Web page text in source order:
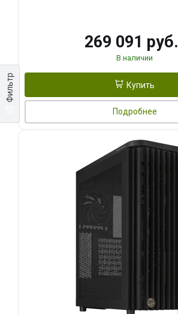
Фильтр
269 091 руб.
В наличии
Купить
Подробнее